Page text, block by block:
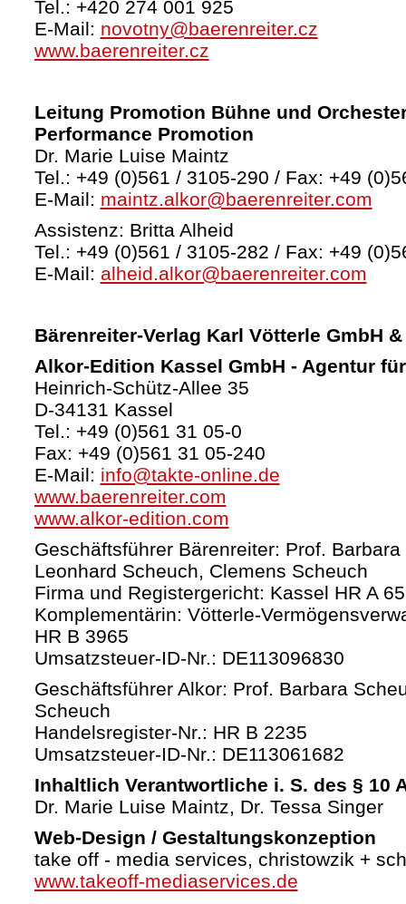
Tel.: +420 274 001 925
E-Mail: novotny@baerenreiter.cz
www.baerenreiter.cz
Leitung Promotion Bühne und
Performance Promotion
Dr. Marie Luise Maintz
Tel.: +49 (0)561 / 3105-290 / Fax: +49
E-Mail: maintz.alkor@baerenreiter.com
Assistenz: Britta Alheid
Tel.: +49 (0)561 / 3105-282 / Fax: +49
E-Mail: alheid.alkor@baerenreiter.com
Bärenreiter-Verlag Karl Vötterle GmbH &
Alkor-Edition Kassel GmbH - Agentur
Heinrich-Schütz-Allee 35
D-34131 Kassel
Tel.: +49 (0)561 31 05-0
Fax: +49 (0)561 31 05-240
E-Mail: info@takte-online.de
www.baerenreiter.com
www.alkor-edition.com
Geschäftsführer Bärenreiter: Prof.
Leonhard Scheuch, Clemens Scheuch
Firma und Registergericht: Kassel HR A
Komplementärin: Vötterle-
HR B 3965
Umsatzsteuer-ID-Nr.: DE113096830
Geschäftsführer Alkor: Prof. Barbara
Scheuch
Handelsregister-Nr.: HR B 2235
Umsatzsteuer-ID-Nr.: DE113061682
Inhaltlich Verantwortliche i. S. des § 10
Dr. Marie Luise Maintz, Dr. Tessa Singer
Web-Design / Gestaltungskonzeption
take off - media services, christowzik +
www.takeoff-mediaservices.de